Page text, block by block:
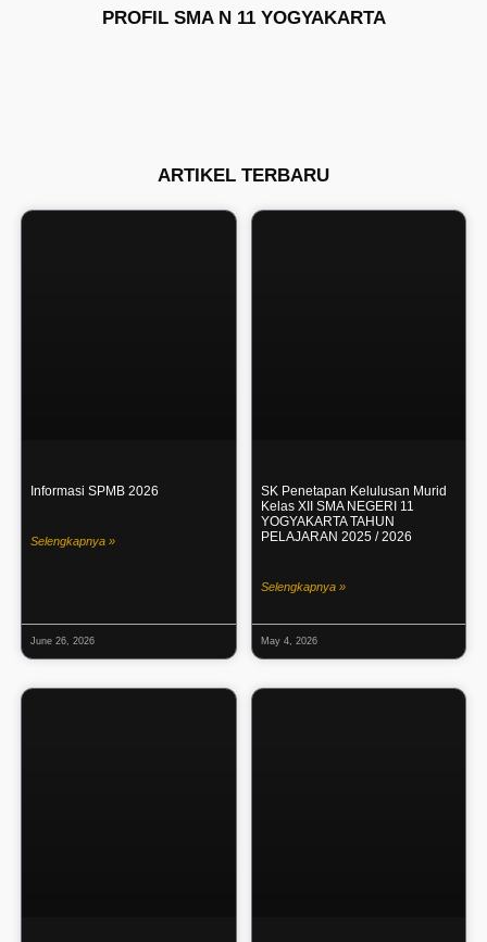
PROFIL SMA N 11 YOGYAKARTA
ARTIKEL TERBARU
Informasi SPMB 2026
Selengkapnya »
June 26, 2026
SK Penetapan Kelulusan Murid
Kelas XII SMA NEGERI 11
YOGYAKARTA TAHUN
PELAJARAN 2025 / 2026
Selengkapnya »
May 4, 2026